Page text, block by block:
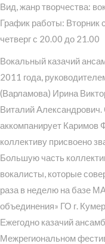
Вид, жанр творчества:
График работы: Вторник
четверг с 20.00 до 21.00
Вокальный казачий
2011 года,
(Варламова) Ирина
Виталий
аккомпанирует Каримов
коллективу присвоено
Большую часть
вокалисты, которые
раза в неделю на базе
объединения» ГО г.
Ежегодно казачий
Межрегиональном